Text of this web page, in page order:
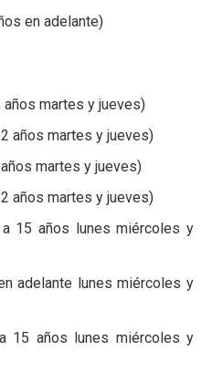
en adelante)
años martes y jueves)
años martes y jueves)
martes y jueves)
años martes y jueves)
15 años lunes miércoles y
adelante lunes miércoles y
15 años lunes miércoles y